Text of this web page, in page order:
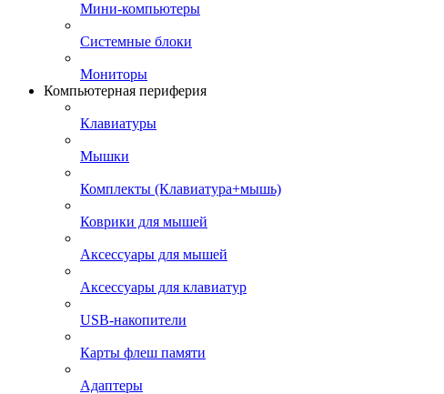
Мини-компьютеры
Системные блоки
Мониторы
Компьютерная периферия
Клавиатуры
Мышки
Комплекты (Клавиатура+мышь)
Коврики для мышей
Аксессуары для мышей
Аксессуары для клавиатур
USB-накопители
Карты флеш памяти
Адаптеры